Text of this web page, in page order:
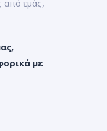
από εμάς,
με